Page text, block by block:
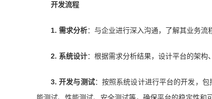
开发流程
1. 需求分析：与企业进行深入沟通，了解其业务流
2. 系统设计：根据需求分析结果，设计平台的架构
3. 开发与测试：按照系统设计进行平台的开发，